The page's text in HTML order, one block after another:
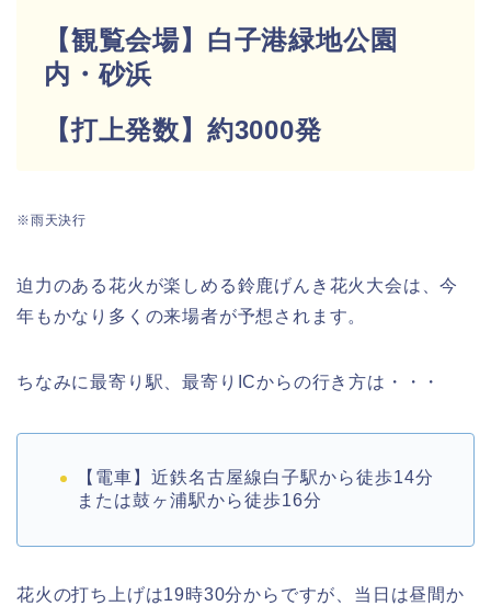
【観覧会場】白子港緑地公園
内・砂浜
【打上発数】約3000発
※雨天決行
迫力のある花火が楽しめる鈴鹿げんき花火大会は、今
年もかなり多くの来場者が予想されます。
ちなみに最寄り駅、最寄りICからの行き方は・・・
【電車】近鉄名古屋線白子駅から徒歩14分
または鼓ヶ浦駅から徒歩16分
花火の打ち上げは19時30分からですが、当日は昼間か